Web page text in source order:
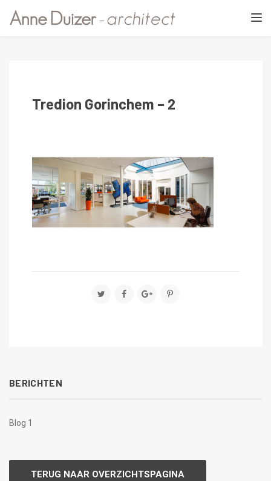
Tredion Gorinchem – 2
BERICHTEN
Blog 1
TERUG NAAR OVERZICHTSPAGINA